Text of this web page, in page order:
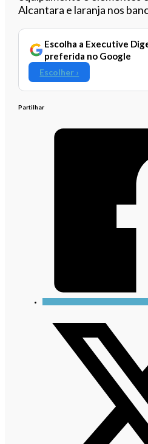
Alcantara e laranja nos
Escolha a Executive
preferida no Google
Escolher ›
Partilhar